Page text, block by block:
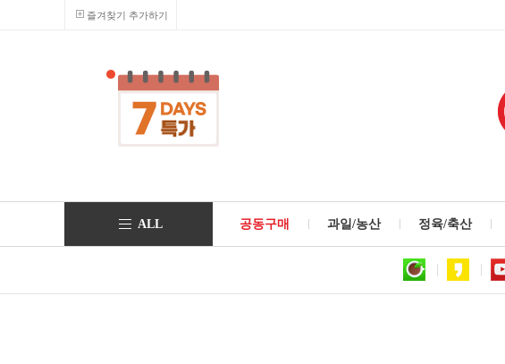
즐겨찾기 추가하기
ALL 공동구매 과일/농산 정육/축산